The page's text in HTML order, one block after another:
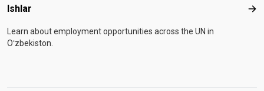
Ishlar
Learn about employment opportunities across the UN in
Oʻzbekiston.